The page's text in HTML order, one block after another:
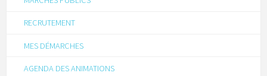
RECRUTEMENT
MES DÉMARCHES
AGENDA DES ANIMATIONS